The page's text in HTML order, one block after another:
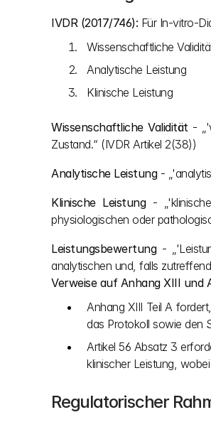
IVDR (2017/746): Für In-vitro-
Wissenschaftliche
Analytische Leistung
Klinische Leistung
Wissenschaftliche Validität -
Zustand.“ (IVDR Artikel 2(38))
Analytische Leistung -
Klinische Leistung - „'klinische
physiologischen oder
Leistungsbewertung -
analytischen und, falls
Verweise auf Anhang XIII und
Anhang XIII Teil A
das Protokoll sowie den
Artikel 56 Absatz 3
klinischer Leistung,
Regulatorischer